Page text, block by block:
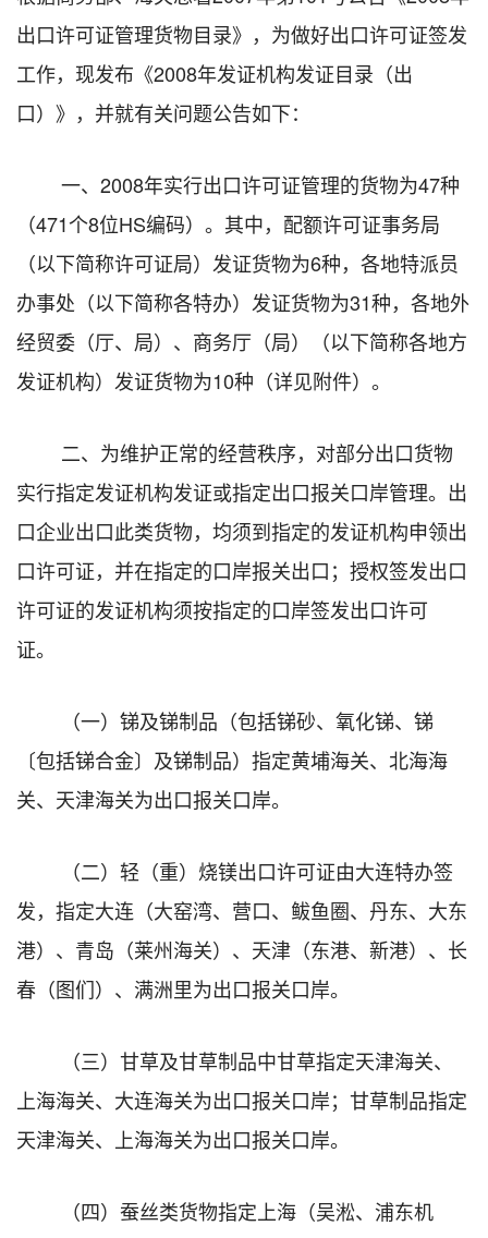
出口许可证管理货物目录》，为做好出口许可证签发
工作，现发布《2008年发证机构发证目录（出
口）》，并就有关问题公告如下：
一、2008年实行出口许可证管理的货物为47种
（471个8位HS编码）。其中，配额许可证事务局
（以下简称许可证局）发证货物为6种，各地特派员
办事处（以下简称各特办）发证货物为31种，各地外
经贸委（厅、局）、商务厅（局）（以下简称各地方
发证机构）发证货物为10种（详见附件）。
二、为维护正常的经营秩序，对部分出口货物
实行指定发证机构发证或指定出口报关口岸管理。出
口企业出口此类货物，均须到指定的发证机构申领出
口许可证，并在指定的口岸报关出口；授权签发出口
许可证的发证机构须按指定的口岸签发出口许可
证。
（一）锑及锑制品（包括锑砂、氧化锑、锑
〔包括锑合金〕及锑制品）指定黄埔海关、北海海
关、天津海关为出口报关口岸。
（二）轻（重）烧镁出口许可证由大连特办签
发，指定大连（大窑湾、营口、鲅鱼圈、丹东、大东
港）、青岛（莱州海关）、天津（东港、新港）、长
春（图们）、满洲里为出口报关口岸。
（三）甘草及甘草制品中甘草指定天津海关、
上海海关、大连海关为出口报关口岸；甘草制品指定
天津海关、上海海关为出口报关口岸。
（四）蚕丝类货物指定上海（吴淞、浦东机